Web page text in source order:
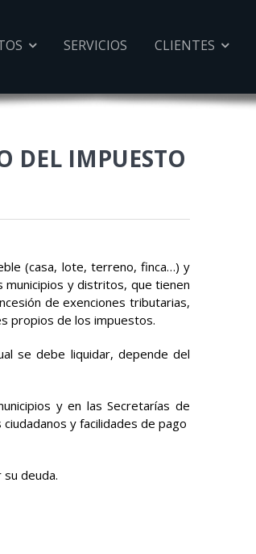
 SERVICIOS CLIENTES 
DEL IMPUESTO
(casa, lote, terreno, finca…) y
municipios y distritos, que tienen
de exenciones tributarias,
propios de los impuestos.
se debe liquidar, depende del
y en las Secretarías de
y facilidades de pago
deuda.